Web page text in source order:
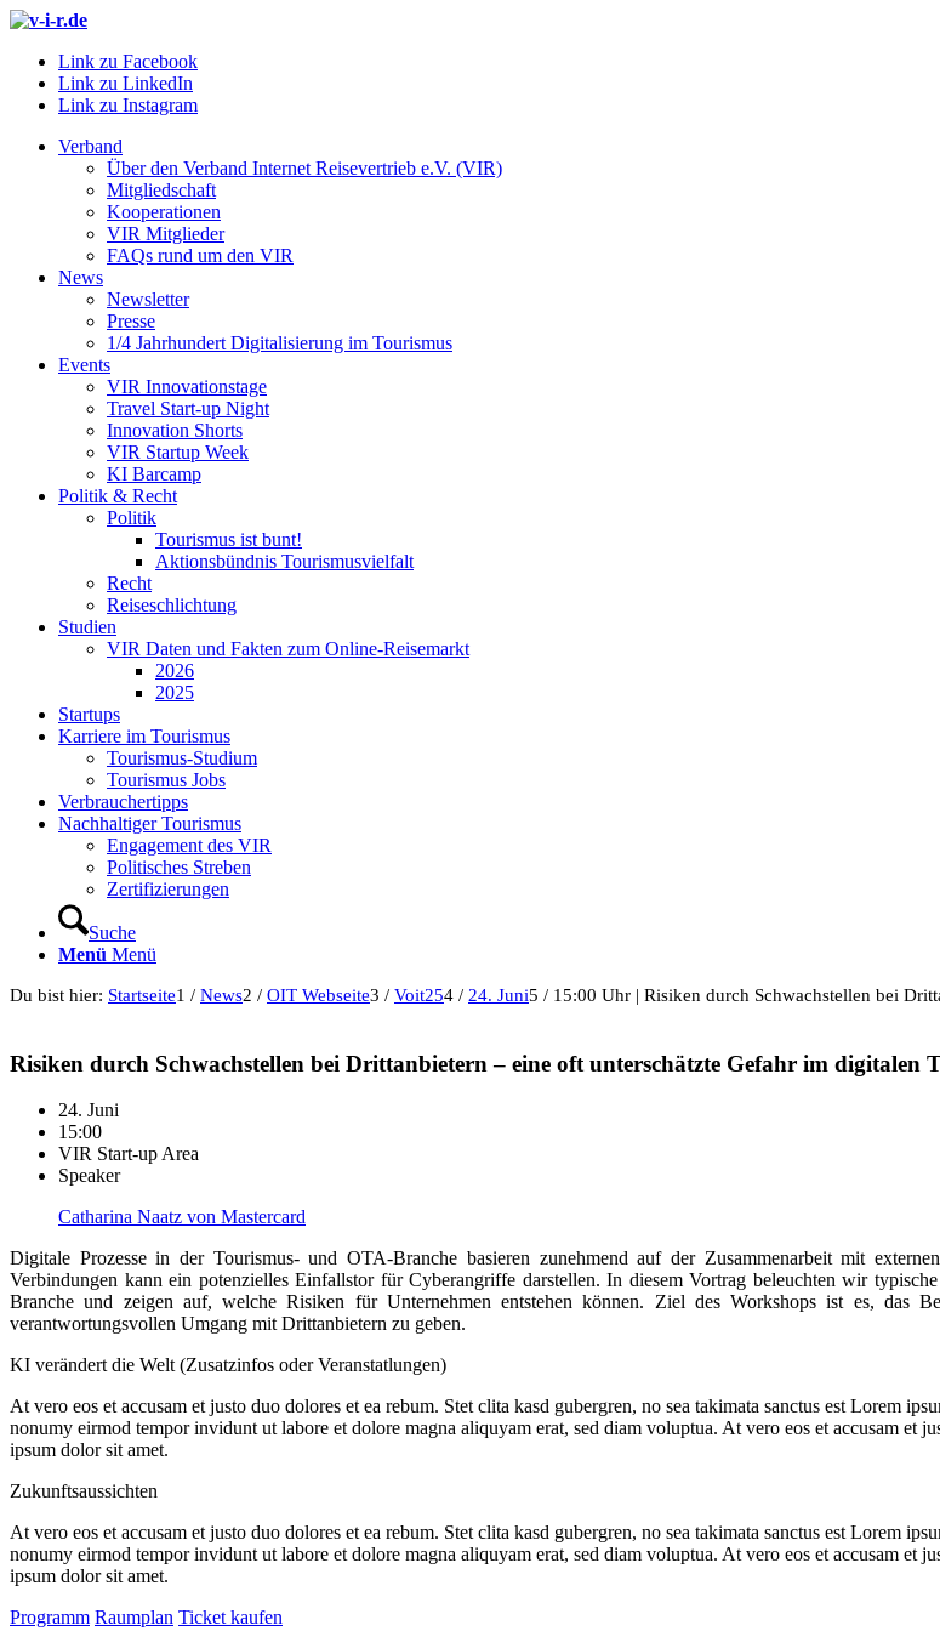
Link zu Facebook
Link zu LinkedIn
Link zu Instagram
Verband
Über den Verband Internet Reisevertrieb e.V. (VIR)
Mitgliedschaft
Kooperationen
VIR Mitglieder
FAQs rund um den VIR
News
Newsletter
Presse
1/4 Jahrhundert Digitalisierung im Tourismus
Events
VIR Innovationstage
Travel Start-up Night
Innovation Shorts
VIR Startup Week
KI Barcamp
Politik & Recht
Politik
Tourismus ist bunt!
Aktionsbündnis Tourismusvielfalt
Recht
Reiseschlichtung
Studien
VIR Daten und Fakten zum Online-Reisemarkt
2026
2025
Startups
Karriere im Tourismus
Tourismus-Studium
Tourismus Jobs
Verbrauchertipps
Nachhaltiger Tourismus
Engagement des VIR
Politisches Streben
Zertifizierungen
Suche
Menü Menü
Du bist hier: Startseite1 / News2 / OIT Webseite3 / Voit254 / 24. Juni5 / 15:00 Uhr | Risiken durch Schwachstellen bei
Risiken durch Schwachstellen bei Drittanbietern – eine oft unterschätzte Gefahr im digitalen
24. Juni
15:00
VIR Start-up Area
Speaker
Catharina Naatz von Mastercard
Digitale Prozesse in der Tourismus- und OTA-Branche basieren zunehmend auf der Zusammenarbeit mit
Verbindungen kann ein potenzielles Einfallstor für Cyberangriffe darstellen. In diesem Vortrag beleuchten wir
Branche und zeigen auf, welche Risiken für Unternehmen entstehen können. Ziel des Workshops ist es, das
verantwortungsvollen Umgang mit Drittanbietern zu geben.
KI verändert die Welt (Zusatzinfos oder Veranstatlungen)
At vero eos et accusam et justo duo dolores et ea rebum. Stet clita kasd gubergren, no sea takimata sanctus est Lorem
nonumy eirmod tempor invidunt ut labore et dolore magna aliquyam erat, sed diam voluptua. At vero eos et accusam et
ipsum dolor sit amet.
Zukunftsaussichten
At vero eos et accusam et justo duo dolores et ea rebum. Stet clita kasd gubergren, no sea takimata sanctus est Lorem
nonumy eirmod tempor invidunt ut labore et dolore magna aliquyam erat, sed diam voluptua. At vero eos et accusam et
ipsum dolor sit amet.
Programm Raumplan Ticket kaufen